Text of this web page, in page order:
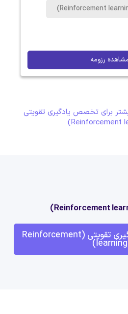
رزومه
برای تخصص یادگیری تقویتی
لیست پروژه های یادگیری تقویتی (Reinforcement
learning)